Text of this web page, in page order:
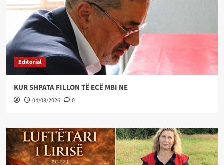
Editorial
KUR SHPATA FILLON TË ECË MBI NE
04/08/2026 0